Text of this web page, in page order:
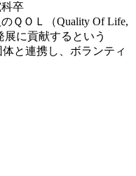
卒
ＱＯＬ（Quality Of Life,
に貢献するという
と連携し、ボランティ